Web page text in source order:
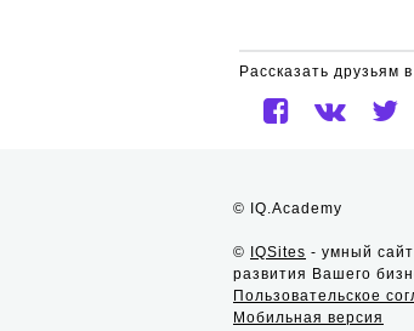
Рассказать друзьям
© IQ.Academy
© IQSites - умный
развития Вашего
Пользовательское
Мобильная версия